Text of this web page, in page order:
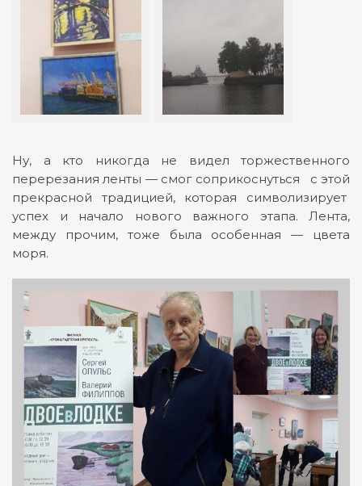
Ну, а кто никогда не видел торжественного
перерезания ленты — смог соприкоснуться с этой
прекрасной традицией, которая символизирует
успех и начало нового важного этапа. Лента,
между прочим, тоже была особенная — цвета
моря.